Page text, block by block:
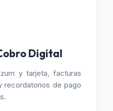
Digital
y tarjeta, facturas
recordatorios de pago